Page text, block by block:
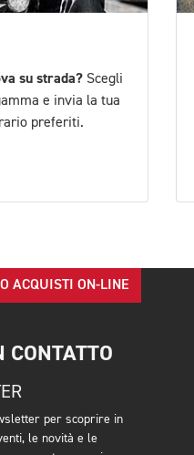
su strada? Scegli
e invia la tua
preferiti.
ACQUISTI ON-LINE
CONTATTO
per scoprire in
le novità e le